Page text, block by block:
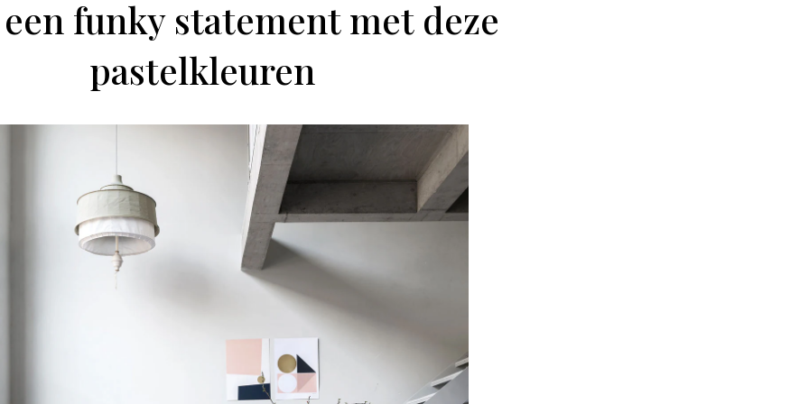
funky statement met deze
pastelkleuren